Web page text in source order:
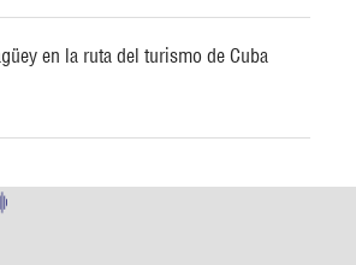
en la ruta del turismo de Cuba